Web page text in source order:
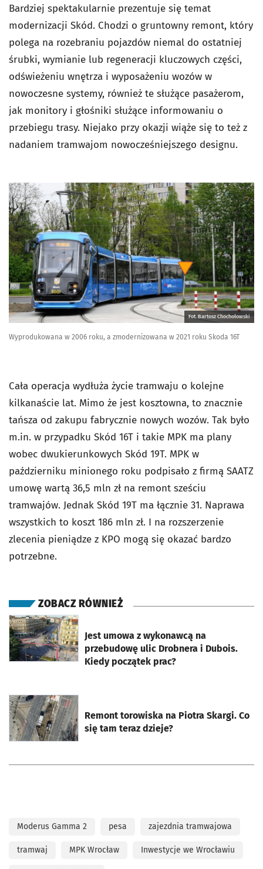
Bardziej spektakularnie prezentuje się temat
modernizacji Skód. Chodzi o gruntowny remont, który
polega na rozebraniu pojazdów niemal do ostatniej
śrubki, wymianie lub regeneracji kluczowych części,
odświeżeniu wnętrza i wyposażeniu wozów w
nowoczesne systemy, również te służące pasażerom,
jak monitory i głośniki służące informowaniu o
przebiegu trasy. Niejako przy okazji wiąże się to też z
nadaniem tramwajom nowocześniejszego designu.
Fot. Bartosz Chochołowski
Wyprodukowana w 2006 roku, a zmodernizowana w 2021 roku Skoda 16T
Cała operacja wydłuża życie tramwaju o kolejne
kilkanaście lat. Mimo że jest kosztowna, to znacznie
tańsza od zakupu fabrycznie nowych wozów. Tak było
m.in. w przypadku Skód 16T i takie MPK ma plany
wobec dwukierunkowych Skód 19T. MPK w
październiku minionego roku podpisało z firmą SAATZ
umowę wartą 36,5 mln zł na remont sześciu
tramwajów. Jednak Skód 19T ma łącznie 31. Naprawa
wszystkich to koszt 186 mln zł. I na rozszerzenie
zlecenia pieniądze z KPO mogą się okazać bardzo
potrzebne.
ZOBACZ RÓWNIEŻ
Jest umowa z wykonawcą na
przebudowę ulic Drobnera i Dubois.
Kiedy początek prac?
otworzy się w nowej karcie
Remont torowiska na Piotra Skargi. Co
się tam teraz dzieje?
otworzy się w nowej karcie
Moderus Gamma 2 pesa zajezdnia tramwajowa
tramwaj MPK Wrocław Inwestycje we Wrocławiu